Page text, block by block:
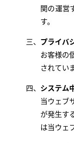
関の運営
す。
プライバ
お客様の
されてい
システム
当ウェブ
が発生す
は当ウェ